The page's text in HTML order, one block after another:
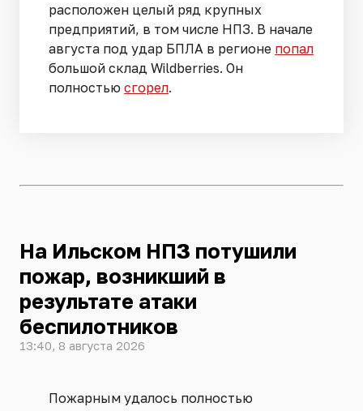
расположен целый ряд крупных
предприятий, в том числе НПЗ. В начале
августа под удар БПЛА в регионе попал
большой склад Wildberries. Он
полностью сгорел.
На Ильском НПЗ потушили
пожар, возникший в
результате атаки
беспилотников
13:40, 8 августа 2026
Пожарным удалось полностью